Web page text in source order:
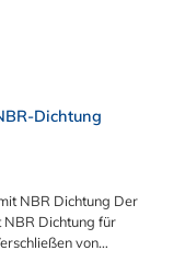
Dichtung
Dichtung für
von